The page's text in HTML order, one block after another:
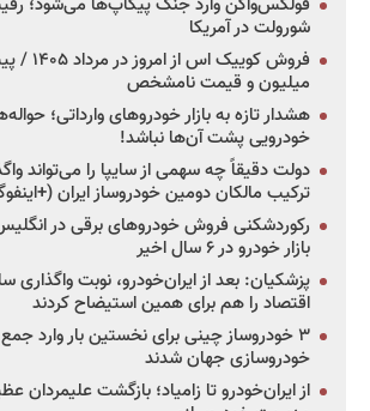
شورولت در آمریکا
میلیون و قیمت نامشخص
هشدار تازه به بازار خودروهای وارداتی؛
خودرویی پشت آن‌ها نباشد!
دولت دقیقاً چه سهمی از سایپا را می‌تواند
ترکیب مالکان دومین خودروساز ایران
رکوردشکنی فروش خودروهای برقی در
بازار خودرو در ۶ سال اخیر
پزشکیان: بعد از ایران‌خودرو، نوبت واگذاری
اقتصاد را هم برای همین استیضاح کردند
خودروسازی جهان شدند
از ایران‌خودرو تا زامیاد؛ بازگشت علیمردان